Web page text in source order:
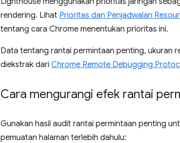
rendering. Lihat Prioritas dan Penjadwalan
tentang cara Chrome menentukan prioritas ini.
Data tentang rantai permintaan penting, ukuran
diekstrak dari Chrome Remote Debugging
Cara mengurangi efek rantai
Gunakan hasil audit rantai permintaan penting
pemuatan halaman terlebih dahulu: